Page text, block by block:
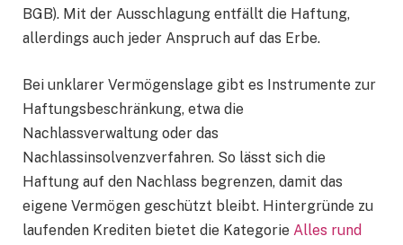
BGB). Mit der Ausschlagung entfällt die Haftung,
allerdings auch jeder Anspruch auf das Erbe.
Bei unklarer Vermögenslage gibt es Instrumente zur
Haftungsbeschränkung, etwa die
Nachlassverwaltung oder das
Nachlassinsolvenzverfahren. So lässt sich die
Haftung auf den Nachlass begrenzen, damit das
eigene Vermögen geschützt bleibt. Hintergründe zu
laufenden Krediten bietet die Kategorie Alles rund